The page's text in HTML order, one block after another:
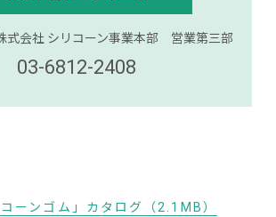
式会社 シリコーン事業本部 営業第三部
03-6812-2408
コーンゴム」カタログ（2.1MB）